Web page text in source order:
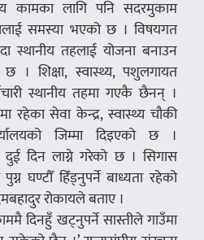
कामका लागि पनि सदरमुकाम
समस्या भएको छ । विषयगत
स्थानीय तहलाई योजना बनाउन
शिक्षा, स्वास्थ्य, पशुलगायत
स्थानीय तहमा गएकै छैनन् ।
रहेका सेवा केन्द्र, स्वास्थ्य चौकी
जिम्मा दिइएको छ ।
दुई दिन लाग्ने गरेको छ । सिगास
घण्टौँ हिँड्नुपर्ने बाध्यता रहेको
रोकायले बताए ।
दिनहुँ खट्नुपर्ने सास्तीले गाउँमा